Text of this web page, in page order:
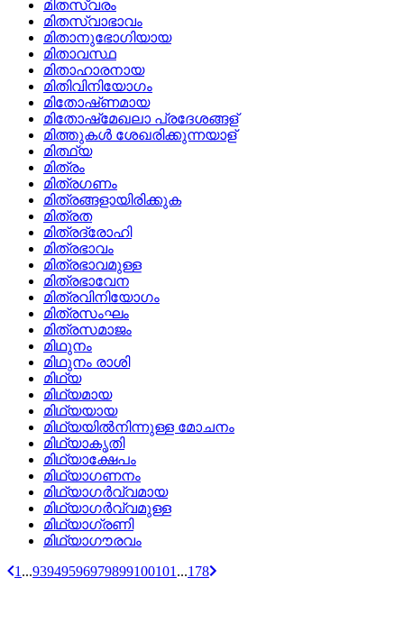
മിതസ്വരം
മിതസ്വാഭാവം
മിതാനുഭോഗിയായ
മിതാവസ്ഥ
മിതാഹാരനായ
മിതിവിനിയോഗം
മിതോഷ്‌ണമായ
മിതോഷ്‌മേഖലാ പ്രദേശങ്ങള്
മിത്തുകള്‍ ശേഖരിക്കുന്നയാള്
മിത്ഥ്യ
മിത്രം
മിത്രഗണം
മിത്രങ്ങളായിരിക്കുക
മിത്രത
മിത്രദ്രോഹി
മിത്രഭാവം
മിത്രഭാവമുള്ള
മിത്രഭാവേന
മിത്രവിനിയോഗം
മിത്രസംഘം
മിത്രസമാജം
മിഥുനം
മിഥുനം രാശി
മിഥ്യ
മിഥ്യമായ
മിഥ്യയായ
മിഥ്യയില്‍നിന്നുള്ള മോചനം
മിഥ്യാകൃതി
മിഥ്യാക്ഷേപം
മിഥ്യാഗണനം
മിഥ്യാഗര്‍വ്വമായ
മിഥ്യാഗര്‍വ്വമുള്ള
മിഥ്യാഗ്രണി
മിഥ്യാഗൗരവം
1 ...93949596979899100101 ...178